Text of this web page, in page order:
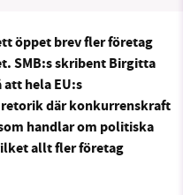
BlueSky
LinkedIn
öppet brev fler företag
SMB:s skribent Birgitta
hela EU:s
där konkurrenskraft
handlar om politiska
allt fler företag
framtid. Sedan
redaktion drivit
genom
Nu vill vi
vi hoppas att du